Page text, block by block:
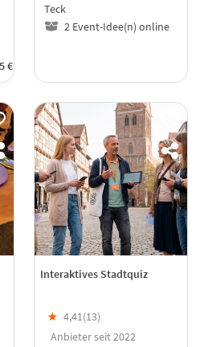
€
Teck
2 Event-Idee(n) online
Interaktives Stadtquiz
★ 4,41(13)
Anbieter seit 2022